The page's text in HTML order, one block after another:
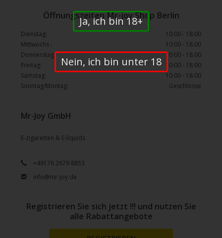
Mr-Joy GmbH
E-zigaretten & E-liquids
+49176 2679 8853
info@mr-joy.de
Öffnungszeiten Mr-joy Shop Berlin
Dienstag:
10:00 - 18:00
Mittwochs :
10:00 - 18:00
Donnerstag:
10:00 - 18:00
Freitag:
10:00 - 18:00
Samstag:
10:00 - 18:00
Sonntag/Montag:
Geschlosse
Registrieren Sie sich jetzt !!! und nutzen Sie
alle Rabattangebote
Ja, ich bin 18+
Nein, ich bin unter 18